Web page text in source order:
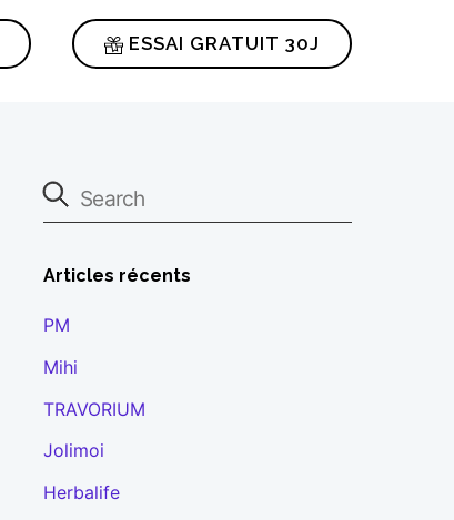
ESSAI GRATUIT 30J
Articles récents
PM
Mihi
TRAVORIUM
Jolimoi
Herbalife